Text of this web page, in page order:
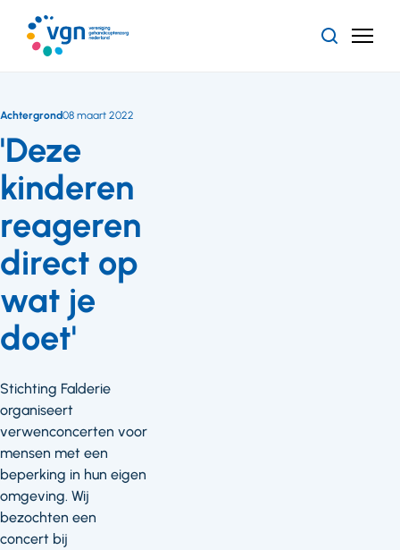
naar
hoofdinhoud
ZoekenMenu
'Deze
kinderen
reageren
direct op
wat je
doet'
Achtergrond08 maart 2022
Stichting Falderie
organiseert
verwenconcerten voor
mensen met een
beperking in hun eigen
omgeving. Wij
bezochten een
concert bij